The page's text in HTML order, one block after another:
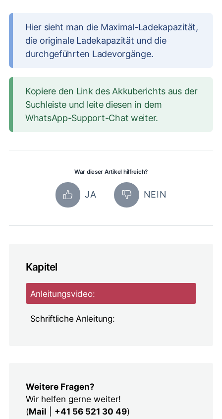
Hier sieht man die Maximal-Ladekapazität,
die originale Ladekapazität und die
durchgeführten Ladevorgänge.
Kopiere den Link des Akkuberichts aus der
Suchleiste und leite diesen in dem
WhatsApp-Support-Chat weiter.
War dieser Artikel hilfreich?
JA NEIN
Kapitel
Anleitungsvideo:
Schriftliche Anleitung:
Weitere Fragen?
Wir helfen gerne weiter!
(Mail +41 56 521 30 49)